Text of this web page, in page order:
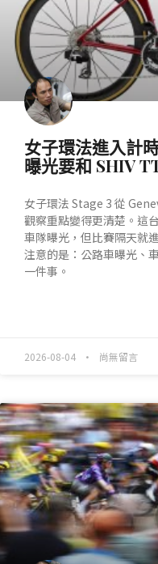
女子環法進入計
曝光要和 SHIV
女子環法 Stage 3 從
觀察重點變得更清楚。這
車隊曝光，但比賽隔天就
注意的是：公路車曝光、
一件事。
2026-08-04 尚無留言